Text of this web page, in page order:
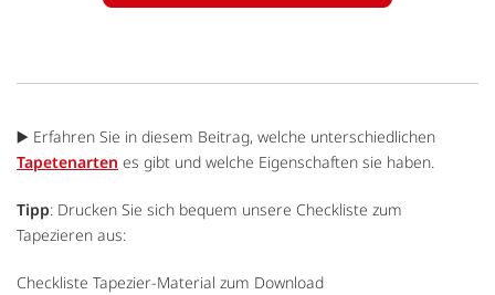
▶️ Erfahren Sie in diesem Beitrag, welche unterschiedlichen
Tapetenarten es gibt und welche Eigenschaften sie haben.
Tipp: Drucken Sie sich bequem unsere Checkliste zum
Tapezieren aus:
Checkliste Tapezier-Material zum Download